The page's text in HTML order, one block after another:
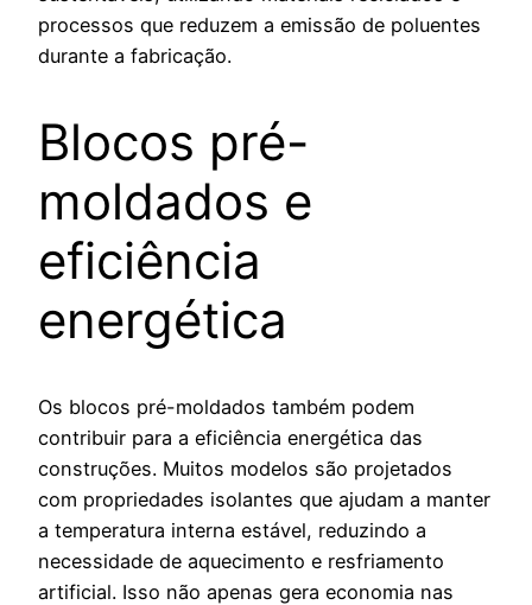
processos que reduzem a emissão de poluentes
durante a fabricação.
Blocos pré-
moldados e
eficiência
energética
Os blocos pré-moldados também podem
contribuir para a eficiência energética das
construções. Muitos modelos são projetados
com propriedades isolantes que ajudam a manter
a temperatura interna estável, reduzindo a
necessidade de aquecimento e resfriamento
artificial. Isso não apenas gera economia nas